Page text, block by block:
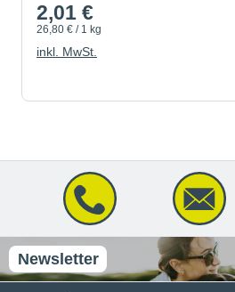
2,01 €
26,80 € / 1 kg
inkl. MwSt.
Newsletter